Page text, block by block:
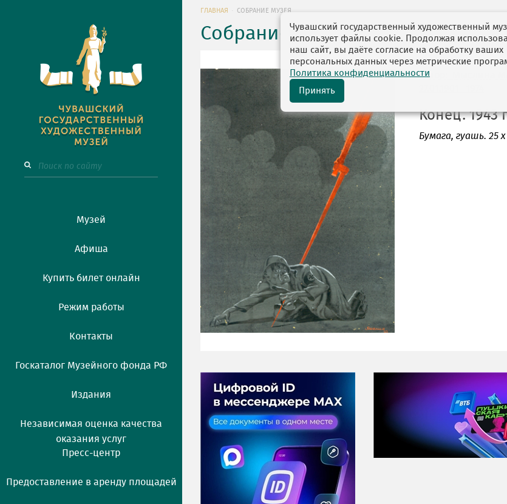
Музей
Афиша
Купить билет онлайн
Режим работы
Контакты
Госкаталог Музейного фонда РФ
Издания
Независимая оценка качества
оказания услуг
Пресс-центр
Предоставление в аренду площадей
ГЛАВНАЯ СОБРАНИЕ МУЗЕЯ
Собрание музея
автор: Мыслина
Конец. 1943
Бумага, гуашь. 25 х
Чувашский государственный художественный
использует файлы cookie. Продолжая
наш сайт, вы даёте согласие на обработку ваших
персональных данных через метрические
Политика конфиденциальности
Принять